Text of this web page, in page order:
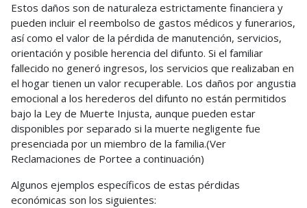
Estos daños son de naturaleza estrictamente financiera y
pueden incluir el reembolso de gastos médicos y funerarios,
así como el valor de la pérdida de manutención, servicios,
orientación y posible herencia del difunto. Si el familiar
fallecido no generó ingresos, los servicios que realizaban en
el hogar tienen un valor recuperable. Los daños por angustia
emocional a los herederos del difunto no están permitidos
bajo la Ley de Muerte Injusta, aunque pueden estar
disponibles por separado si la muerte negligente fue
presenciada por un miembro de la familia.(Ver
Reclamaciones de Portee a continuación)
Algunos ejemplos específicos de estas pérdidas
económicas son los siguientes: